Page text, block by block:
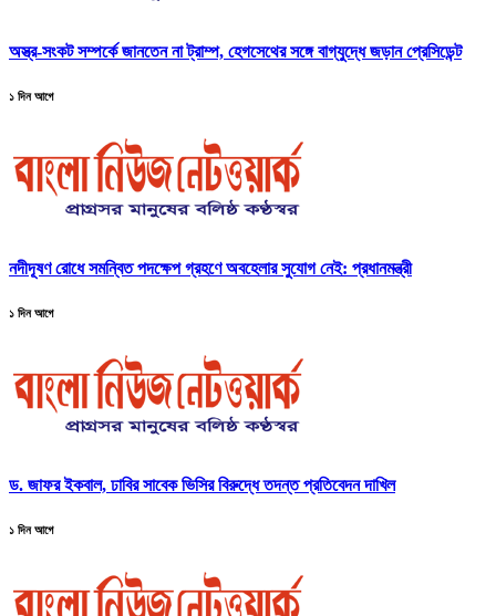
অস্ত্র-সংকট সম্পর্কে জানতেন না ট্রাম্প, হেগসেথের সঙ্গে বাগ্‌যুদ্ধে জড়ান প্রেসিডেন্ট
১ দিন আগে
নদীদূষণ রোধে সমন্বিত পদক্ষেপ গ্রহণে অবহেলার সুযোগ নেই: প্রধানমন্ত্রী
১ দিন আগে
ড. জাফর ইকবাল, ঢাবির সাবেক ভিসির বিরুদ্ধে তদন্ত প্রতিবেদন দাখিল
১ দিন আগে